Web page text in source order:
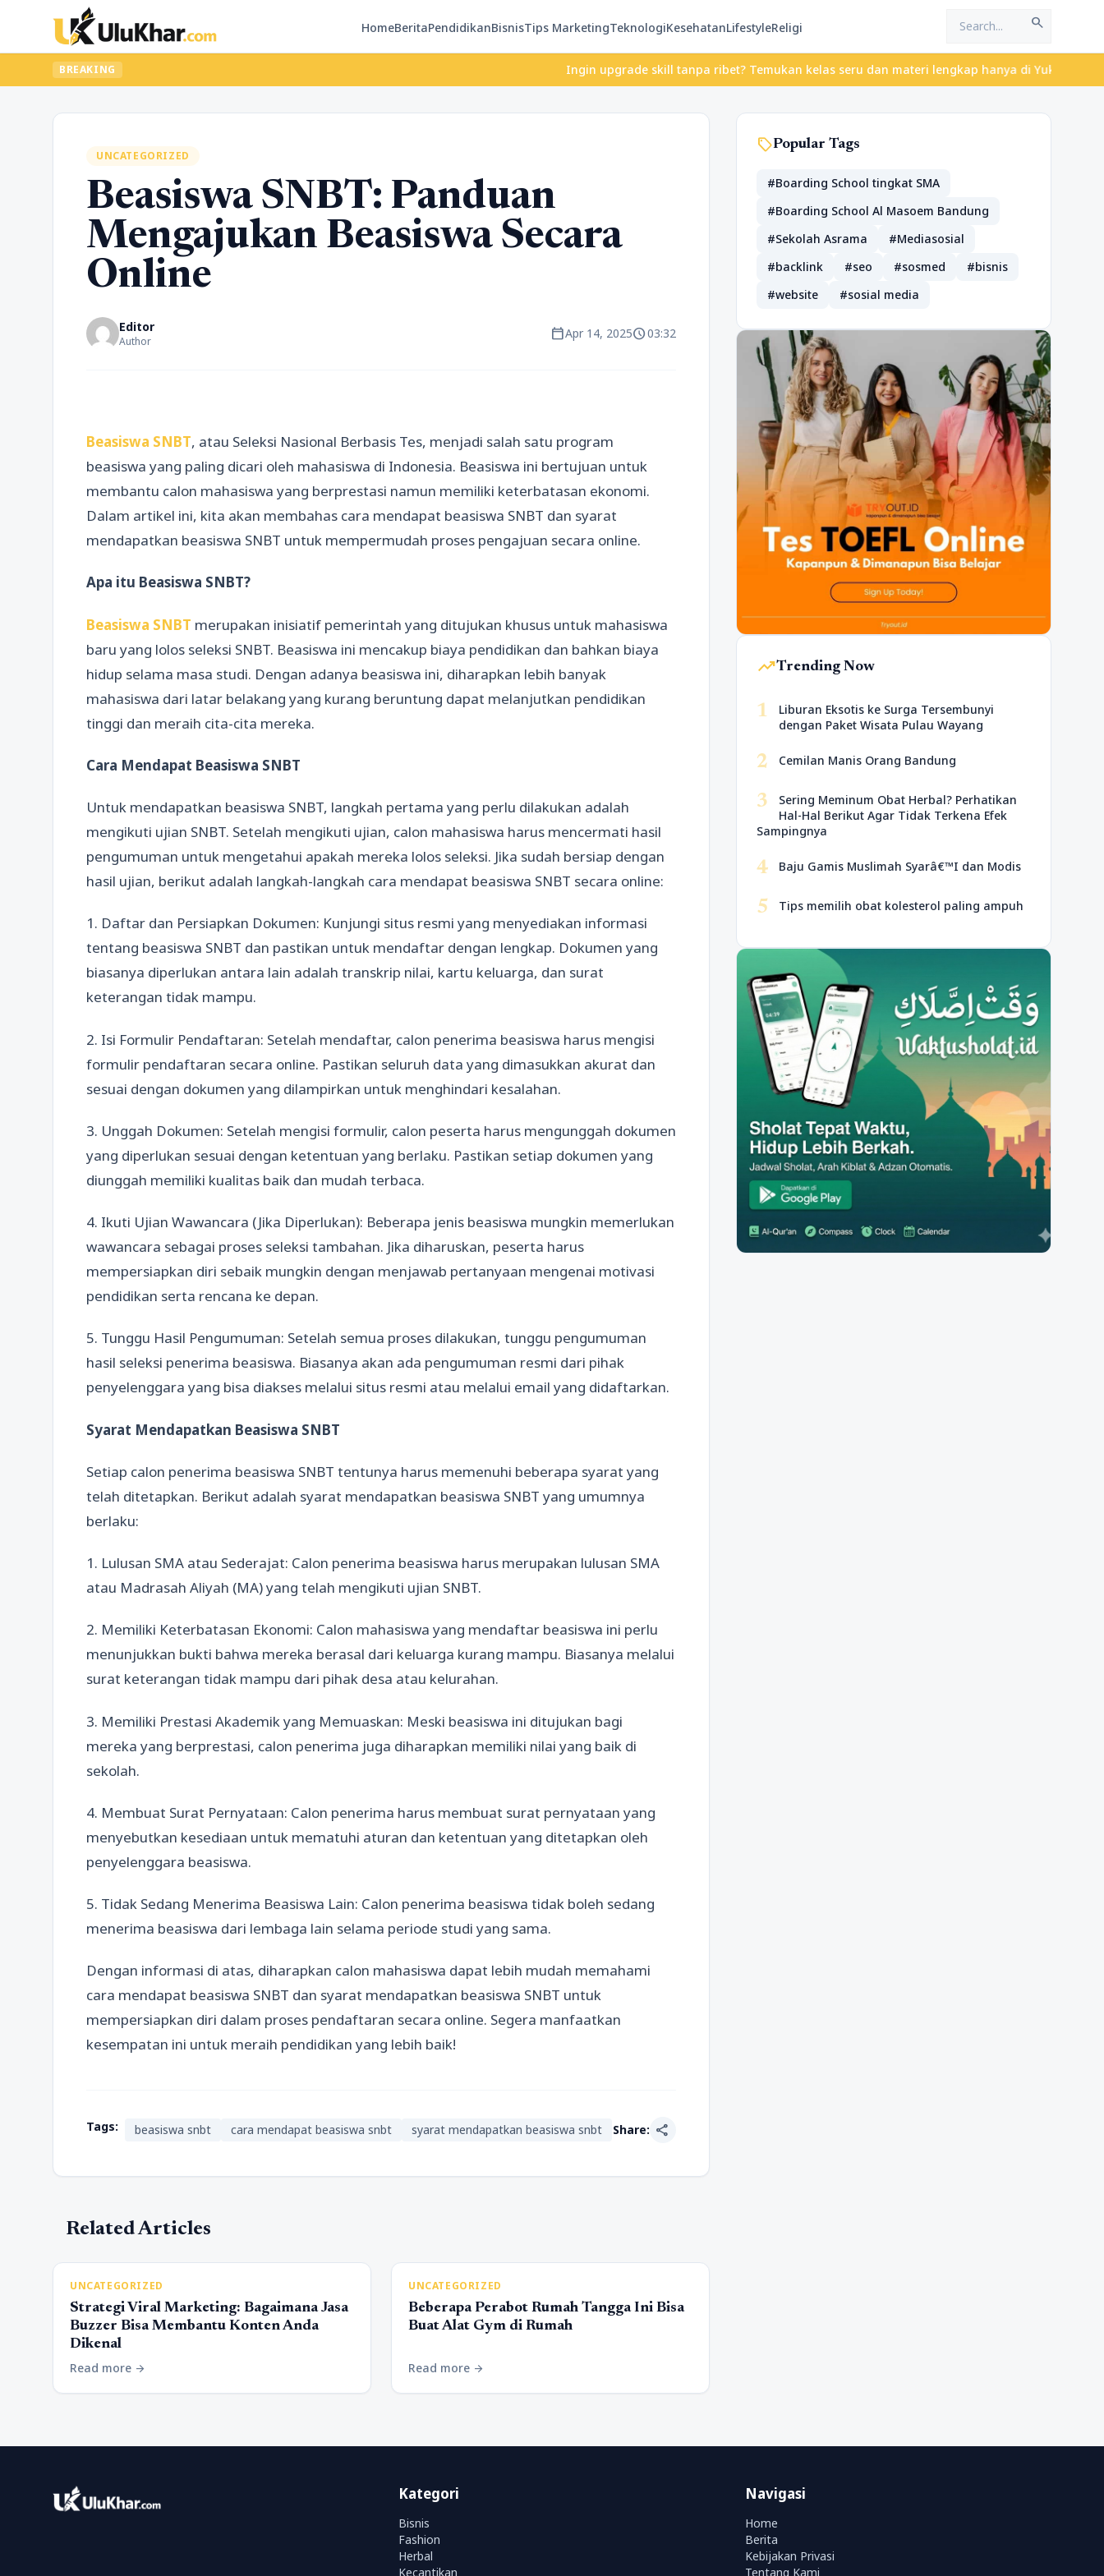
HomeBeritaPendidikanBisnisTips MarketingTeknologiKesehatanLifestyleReligi search
BREAKING Ingin upgrade skill tanpa ribet? Temukan kelas seru dan materi lengkap hanya di YukBelajar.com.
UNCATEGORIZED
Beasiswa SNBT: Panduan
Mengajukan Beasiswa Secara
Online
Editor
Author calendar_todayApr 14, 2025schedule03:32
Beasiswa SNBT, atau Seleksi Nasional Berbasis Tes, menjadi salah satu program
beasiswa yang paling dicari oleh mahasiswa di Indonesia. Beasiswa ini bertujuan untuk
membantu calon mahasiswa yang berprestasi namun memiliki keterbatasan ekonomi.
Dalam artikel ini, kita akan membahas cara mendapat beasiswa SNBT dan syarat
mendapatkan beasiswa SNBT untuk mempermudah proses pengajuan secara online.
Apa itu Beasiswa SNBT?
Beasiswa SNBT merupakan inisiatif pemerintah yang ditujukan khusus untuk mahasiswa
baru yang lolos seleksi SNBT. Beasiswa ini mencakup biaya pendidikan dan bahkan biaya
hidup selama masa studi. Dengan adanya beasiswa ini, diharapkan lebih banyak
mahasiswa dari latar belakang yang kurang beruntung dapat melanjutkan pendidikan
tinggi dan meraih cita-cita mereka.
Cara Mendapat Beasiswa SNBT
Untuk mendapatkan beasiswa SNBT, langkah pertama yang perlu dilakukan adalah
mengikuti ujian SNBT. Setelah mengikuti ujian, calon mahasiswa harus mencermati hasil
pengumuman untuk mengetahui apakah mereka lolos seleksi. Jika sudah bersiap dengan
hasil ujian, berikut adalah langkah-langkah cara mendapat beasiswa SNBT secara online:
1. Daftar dan Persiapkan Dokumen: Kunjungi situs resmi yang menyediakan informasi
tentang beasiswa SNBT dan pastikan untuk mendaftar dengan lengkap. Dokumen yang
biasanya diperlukan antara lain adalah transkrip nilai, kartu keluarga, dan surat
keterangan tidak mampu.
2. Isi Formulir Pendaftaran: Setelah mendaftar, calon penerima beasiswa harus mengisi
formulir pendaftaran secara online. Pastikan seluruh data yang dimasukkan akurat dan
sesuai dengan dokumen yang dilampirkan untuk menghindari kesalahan.
3. Unggah Dokumen: Setelah mengisi formulir, calon peserta harus mengunggah dokumen
yang diperlukan sesuai dengan ketentuan yang berlaku. Pastikan setiap dokumen yang
diunggah memiliki kualitas baik dan mudah terbaca.
4. Ikuti Ujian Wawancara (Jika Diperlukan): Beberapa jenis beasiswa mungkin memerlukan
wawancara sebagai proses seleksi tambahan. Jika diharuskan, peserta harus
mempersiapkan diri sebaik mungkin dengan menjawab pertanyaan mengenai motivasi
pendidikan serta rencana ke depan.
5. Tunggu Hasil Pengumuman: Setelah semua proses dilakukan, tunggu pengumuman
hasil seleksi penerima beasiswa. Biasanya akan ada pengumuman resmi dari pihak
penyelenggara yang bisa diakses melalui situs resmi atau melalui email yang didaftarkan.
Syarat Mendapatkan Beasiswa SNBT
Setiap calon penerima beasiswa SNBT tentunya harus memenuhi beberapa syarat yang
telah ditetapkan. Berikut adalah syarat mendapatkan beasiswa SNBT yang umumnya
berlaku:
1. Lulusan SMA atau Sederajat: Calon penerima beasiswa harus merupakan lulusan SMA
atau Madrasah Aliyah (MA) yang telah mengikuti ujian SNBT.
2. Memiliki Keterbatasan Ekonomi: Calon mahasiswa yang mendaftar beasiswa ini perlu
menunjukkan bukti bahwa mereka berasal dari keluarga kurang mampu. Biasanya melalui
surat keterangan tidak mampu dari pihak desa atau kelurahan.
3. Memiliki Prestasi Akademik yang Memuaskan: Meski beasiswa ini ditujukan bagi
mereka yang berprestasi, calon penerima juga diharapkan memiliki nilai yang baik di
sekolah.
4. Membuat Surat Pernyataan: Calon penerima harus membuat surat pernyataan yang
menyebutkan kesediaan untuk mematuhi aturan dan ketentuan yang ditetapkan oleh
penyelenggara beasiswa.
5. Tidak Sedang Menerima Beasiswa Lain: Calon penerima beasiswa tidak boleh sedang
menerima beasiswa dari lembaga lain selama periode studi yang sama.
Dengan informasi di atas, diharapkan calon mahasiswa dapat lebih mudah memahami
cara mendapat beasiswa SNBT dan syarat mendapatkan beasiswa SNBT untuk
mempersiapkan diri dalam proses pendaftaran secara online. Segera manfaatkan
kesempatan ini untuk meraih pendidikan yang lebih baik!
Tags: beasiswa snbt cara mendapat beasiswa snbt syarat mendapatkan beasiswa snbt Share: share
Related Articles
UNCATEGORIZED
Strategi Viral Marketing: Bagaimana Jasa
Buzzer Bisa Membantu Konten Anda
Dikenal
Read more arrow_forward
UNCATEGORIZED
Beberapa Perabot Rumah Tangga Ini Bisa
Buat Alat Gym di Rumah
Read more arrow_forward
sellPopular Tags
#Boarding School tingkat SMA
#Boarding School Al Masoem Bandung
#Sekolah Asrama
#Mediasosial
#backlink
#seo #sosmed
#bisnis
#website
#sosial media
trending_upTrending Now
1
Liburan Eksotis ke Surga Tersembunyi
dengan Paket Wisata Pulau Wayang
2 Cemilan Manis Orang Bandung
3
Sering Meminum Obat Herbal? Perhatikan
Hal-Hal Berikut Agar Tidak Terkena Efek
Sampingnya
4 Baju Gamis Muslimah Syarâ€™I dan Modis
5 Tips memilih obat kolesterol paling ampuh
Kategori
Bisnis
Fashion
Herbal
Kecantikan
Navigasi
Home
Berita
Kebijakan Privasi
Tentang Kami